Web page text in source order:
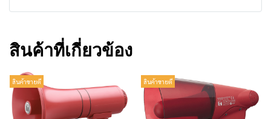
สินค้าที่เกี่ยวข้อง
สินค้าขายดี สินค้าขายดี